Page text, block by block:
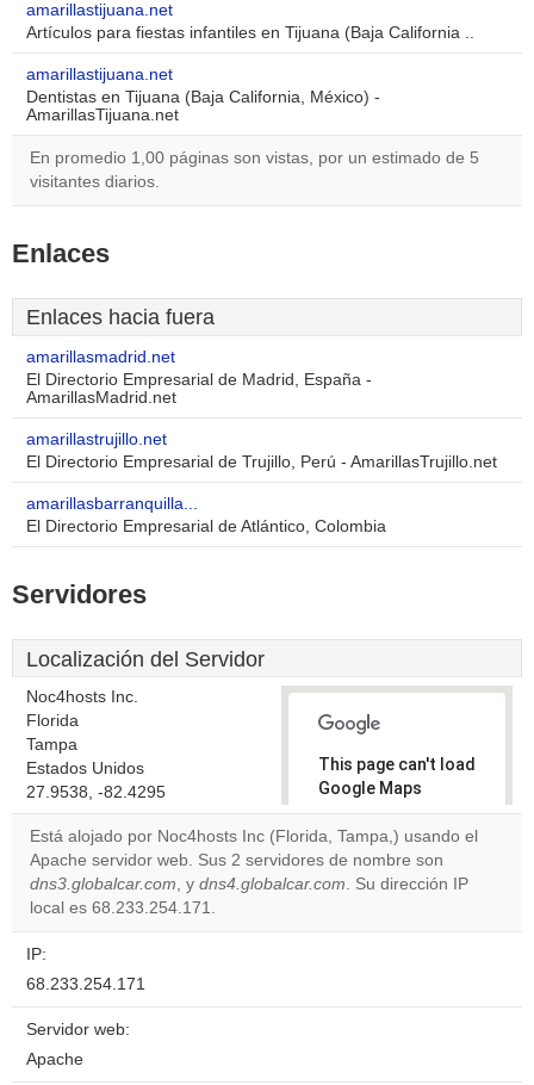
amarillastijuana.net
Artículos para fiestas infantiles en Tijuana (Baja California ..
amarillastijuana.net
Dentistas en Tijuana (Baja California, México) -
AmarillasTijuana.net
En promedio 1,00 páginas son vistas, por un estimado de 5
visitantes diarios.
Enlaces
Enlaces hacia fuera
amarillasmadrid.net
El Directorio Empresarial de Madrid, España -
AmarillasMadrid.net
amarillastrujillo.net
El Directorio Empresarial de Trujillo, Perú - AmarillasTrujillo.net
amarillasbarranquilla...
El Directorio Empresarial de Atlántico, Colombia
Servidores
Localización del Servidor
Noc4hosts Inc.
Florida
Tampa
Estados Unidos
27.9538, -82.4295
This page can't load
Google Maps
correctly.
Do you
own this
OK
Está alojado por Noc4hosts Inc (Florida, Tampa,) usando el
Apache servidor web. Sus 2 servidores de nombre son
dns3.globalcar.com, y dns4.globalcar.com. Su dirección IP
local es 68.233.254.171.
IP:
68.233.254.171
Servidor web:
Apache